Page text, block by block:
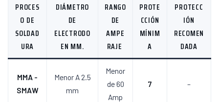
PROCES
O DE
SOLDAD
URA
DIÁMETRO
DE
ELECTRODO
EN MM.
RANGO
DE
AMPE
RAJE
PROTE
CCIÓN
MÍNIM
A
PROTECC
IÓN
RECOMEN
DADA
MMA -
SMAW
Menor A 2.5
mm
Menor
de 60
Amp
7 –